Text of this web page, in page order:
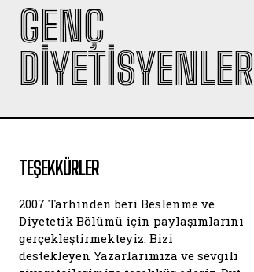
GENÇ
DIYETISYENLER
TEŞEKKÜRLER
2007 Tarhinden beri Beslenme ve
Diyetetik Bölümü için paylaşımlarını
gerçekleştirmekteyiz. Bizi
destekleyen Yazarlarımıza ve sevgili